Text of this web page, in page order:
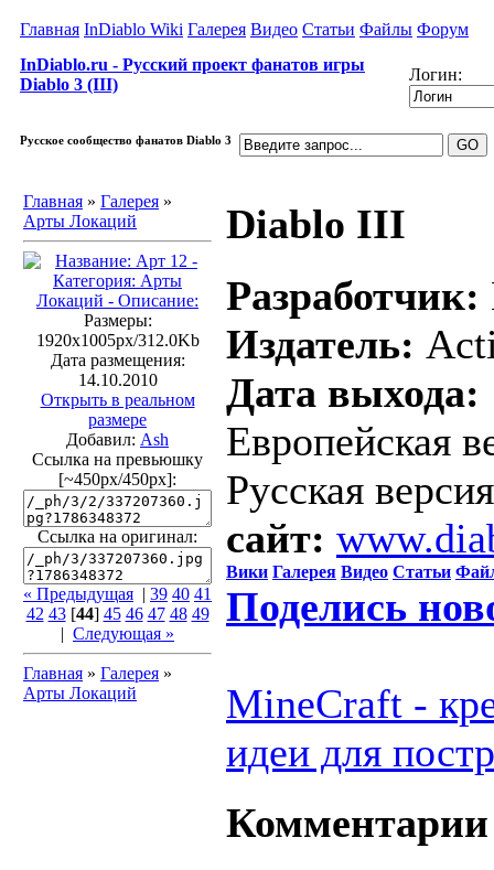
Главная InDiablo Wiki Галерея Видео Статьи Файлы Форум
InDiablo.ru - Русский проект фанатов игры
Diablo 3 (III)
Логин:
Русское сообщество фанатов Diablo 3
Главная » Галерея »
Арты Локаций
Размеры:
1920x1005px/312.0Kb
Дата размещения:
14.10.2010
Открыть в реальном
размере
Добавил: Ash
Ссылка на превьюшку
[~450px/450px]:
Ссылка на оригинал:
« Предыдущая | 39 40 41
42 43[44] 45 46 47 48 49
| Следующая »
Главная » Галерея »
Арты Локаций
Diablo III
Разработчик:
Издатель:
Дата выхода:
Европейская
Русская
сайт:
Вики Галерея Видео Статьи
Поделись
MineCraft -
идеи для
Комментарии